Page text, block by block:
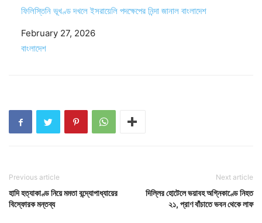
ফিলিস্তিনি ভূখণ্ড দখলে ইসরায়েলি পদক্ষেপের নিন্দা জানাল বাংলাদেশ
Date
February 27, 2026
In relation to
বাংলাদেশ
Previous article
হাদি হত্যাকাণ্ড নিয়ে মমতা বন্দ্যোপাধ্যায়ের
বিস্ফোরক মন্তব্য
Next article
দিল্লির হোটেলে ভয়াবহ অগ্নিকাণ্ডে নিহত
২১, প্রাণ বাঁচাতে ভবন থেকে লাফ